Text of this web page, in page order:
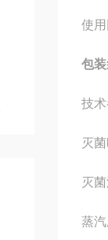
使
包
技
灭
灭
蒸